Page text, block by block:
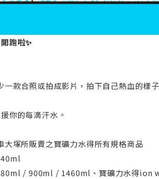
跑啦✨
款合照或拍成影片，拍下自己熱血的
你的每滴汗水。
塚所販賣之寶礦力水得所有規格商品
/ 900ml / 1460ml、寶礦力水得ion